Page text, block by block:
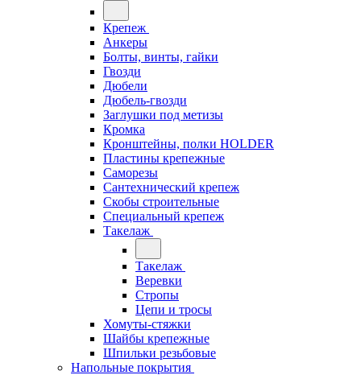
Крепеж
Анкеры
Болты, винты, гайки
Гвозди
Дюбели
Дюбель-гвозди
Заглушки под метизы
Кромка
Кронштейны, полки НОLDER
Пластины крепежные
Саморезы
Сантехнический крепеж
Скобы строительные
Специальный крепеж
Такелаж
Такелаж
Веревки
Стропы
Цепи и тросы
Хомуты-стяжки
Шайбы крепежные
Шпильки резьбовые
Напольные покрытия